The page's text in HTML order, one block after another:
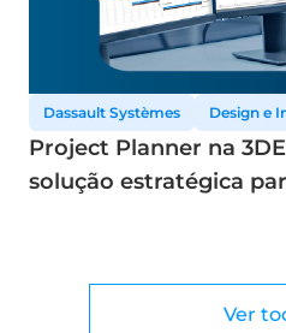
Ver
Dassault Systèmes Design e
Project Planner na
solução estratégica